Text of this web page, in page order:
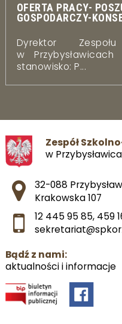
OFERTA PRACY-
GOSPODARCZY-
Dyrektor Zespołu
w
stanowisko: P...
Zespół
w
Adres pocztowy:
32-088
Krakowska 107
12 445 95 85, 459
Bądź z nami:
aktualności i informacje